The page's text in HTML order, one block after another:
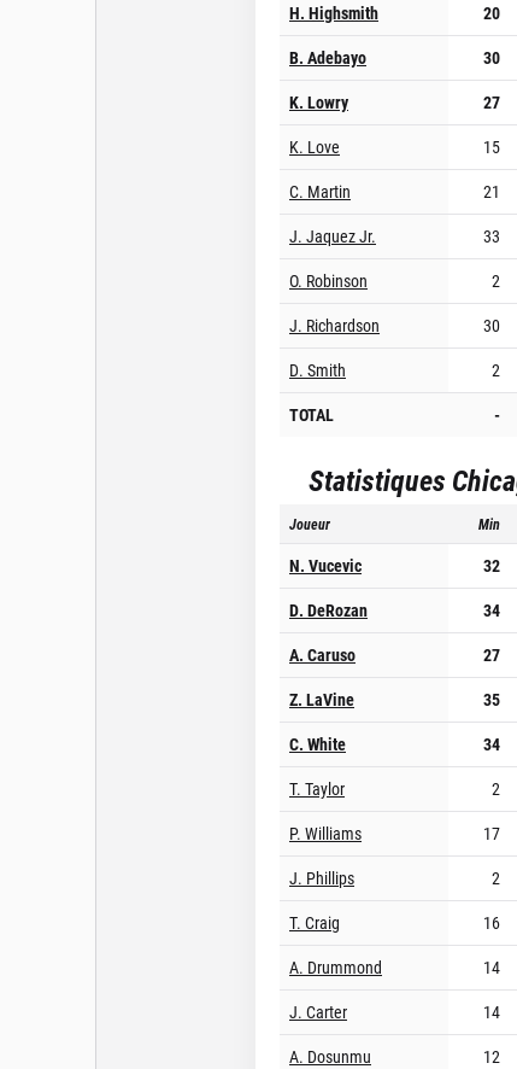
H. Highsmith
20
B. Adebayo
30
K. Lowry
27
K. Love
15
C. Martin
21
J. Jaquez Jr.
33
O. Robinson
2
J. Richardson
30
D. Smith
2
TOTAL
-
Statistiques
Joueur Min
N. Vucevic 32
D. DeRozan
34
A. Caruso
27
Z. LaVine
35
C. White
34
T. Taylor
2
P. Williams
17
J. Phillips
2
T. Craig
16
A. Drummond
14
J. Carter
14
A. Dosunmu
12